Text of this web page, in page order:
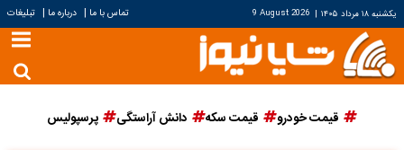
یکشنبه ۱۸ مرداد ۱۴۰۵ |
9 August 2026 تماس با ما | درباره ما | تبلیغات
قیمت خودرو قیمت سکه دانش آراستگی پرسپولیس